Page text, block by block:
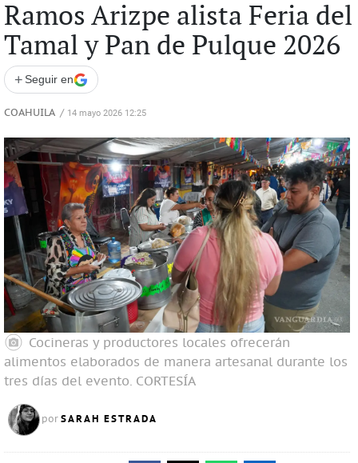
Ramos Arizpe alista Feria del
Tamal y Pan de Pulque 2026
+ Seguir en
COAHUILA / 14 mayo 2026 12:25
Cocineras y productores locales ofrecerán
alimentos elaborados de manera artesanal durante los
tres días del evento. CORTESÍA
por SARAH ESTRADA